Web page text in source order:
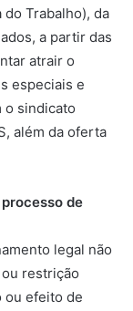
Trabalho), da
a partir das
atrair o
especiais e
o sindicato
além da oferta
de
legal não
restrição
ou efeito de